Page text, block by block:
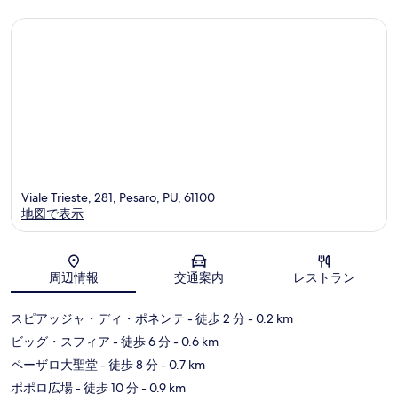
地図
Viale Trieste, 281, Pesaro, PU, 61100
地図で表示
周辺情報 交通案内 レストラン
スピアッジャ・ディ・ポネンテ - 徒歩 2 分- 0.2 km
ビッグ・スフィア - 徒歩 6 分- 0.6 km
ペーザロ大聖堂- 徒歩 8 分- 0.7 km
ポポロ広場- 徒歩 10 分- 0.9 km